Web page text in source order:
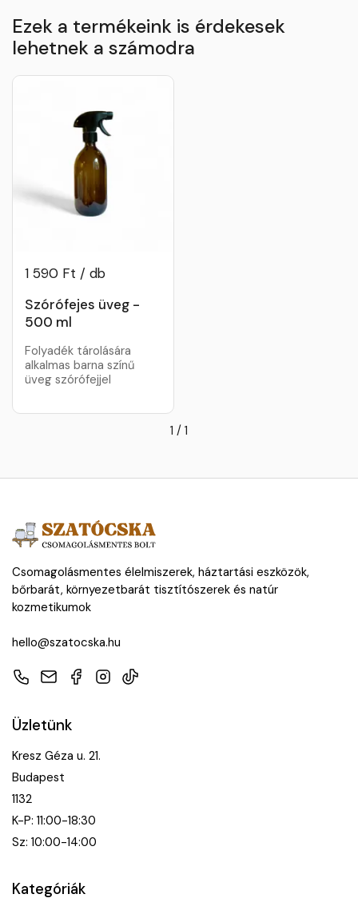
Ezek a termékeink is érdekesek
lehetnek a számodra
1 590 Ft / db
Szórófejes üveg -
500 ml
Folyadék tárolására
alkalmas barna színű
üveg szórófejjel
1 / 1
Csomagolásmentes élelmiszerek, háztartási eszközök,
bőrbarát, környezetbarát tisztítószerek és natúr
kozmetikumok
hello@szatocska.hu
TelefonE-mailFacebook
Instagram
TikTok
Üzletünk
Kresz Géza u. 21.
Budapest
1132
K-P: 11:00-18:30
Sz: 10:00-14:00
Kategóriák